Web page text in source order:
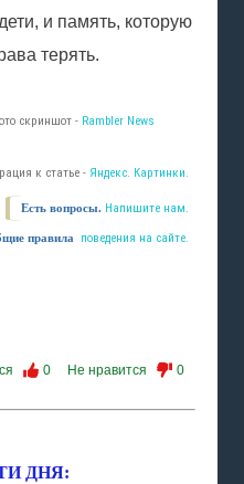
и память, которую
терять.
скриншот - Rambler News
к статье - Яндекс. Картинки.
Есть вопросы. Напишите нам.
правила поведения на сайте.
0 Не нравится 0
ДНЯ: